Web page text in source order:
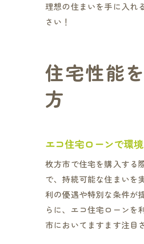
理想の住まいを手に入れ
さい！
住宅性能
方
エコ住宅ローンで環
枚方市で住宅を購入する
で、持続可能な住まいを
利の優遇や特別な条件が
らに、エコ住宅ローンを
市においてますます注目